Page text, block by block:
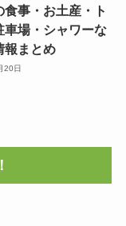
食事・お土産・ト
車場・シャワーな
報まとめ
20日